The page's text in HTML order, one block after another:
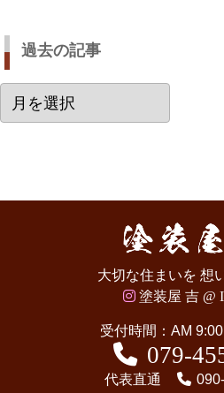
過去の記事
去
大切な住まいを 想
塗装屋 吉 @
受付時間：AM
079-
代表直通